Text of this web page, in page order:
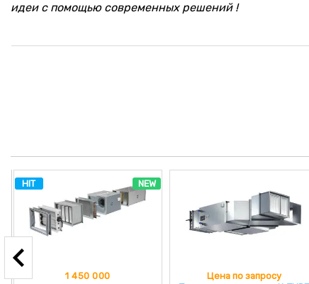
идеи с помощью современных решений !
Цена по запросу
1 850 000